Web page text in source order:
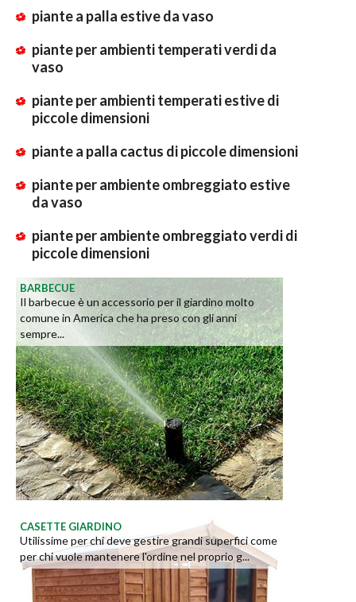
piante a palla estive da vaso
piante per ambienti temperati verdi da
vaso
piante per ambienti temperati estive di
piccole dimensioni
piante a palla cactus di piccole dimensioni
piante per ambiente ombreggiato estive
da vaso
piante per ambiente ombreggiato verdi di
piccole dimensioni
BARBECUE
Il barbecue è un accessorio per il giardino molto
comune in America che ha preso con gli anni
sempre...
CASETTE GIARDINO
Utilissime per chi deve gestire grandi superfici come
per chi vuole mantenere l'ordine nel proprio g...